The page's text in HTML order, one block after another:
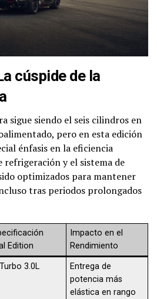
cúspide de la
sigue siendo el seis cilindros en
pero en esta edición
énfasis en la eficiencia
refrigeración y el sistema de
optimizados para mantener
tras periodos prolongados
Edition
Impacto en el
Rendimiento
3.0L
Entrega de
potencia más
elástica en rango